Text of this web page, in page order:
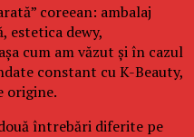
coreean: ambalaj
estetica dewy,
cum am văzut și în cazul
constant cu K-Beauty,
origine.
întrebări diferite pe